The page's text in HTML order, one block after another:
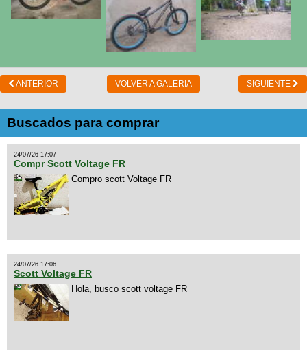
ANTERIOR VOLVER A GALERIA SIGUIENTE
Buscados para comprar
24/07/26 17:07
Compr Scott Voltage FR
Compro scott Voltage FR
24/07/26 17:06
Scott Voltage FR
Hola, busco scott voltage FR